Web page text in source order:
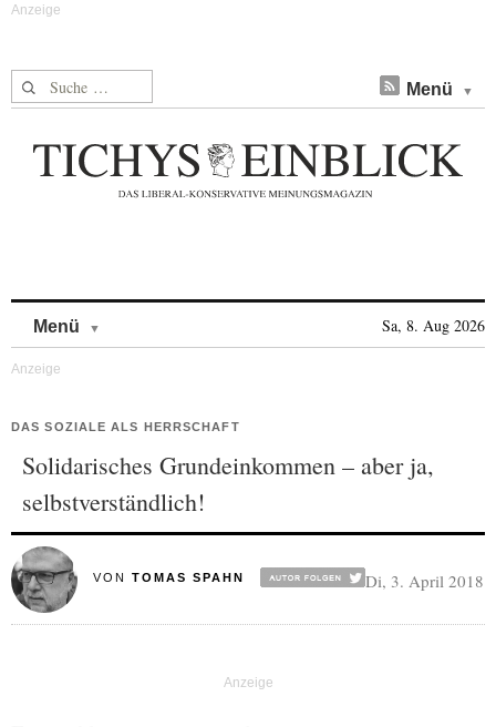
Suche nach: Menü
Menü Sa, 8. Aug 2026
DAS SOZIALE ALS HERRSCHAFT
Solidarisches Grundeinkommen – aber ja,
selbstverständlich!
VON TOMAS SPAHN Di, 3. April 2018